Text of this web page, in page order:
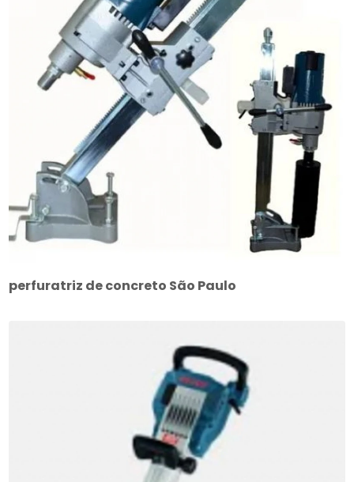
perfuratriz de concreto São Paulo